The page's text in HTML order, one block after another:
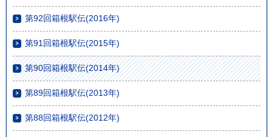
第92回箱根駅伝(2016年)
第91回箱根駅伝(2015年)
第90回箱根駅伝(2014年)
第89回箱根駅伝(2013年)
第88回箱根駅伝(2012年)